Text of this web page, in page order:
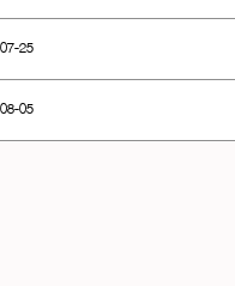
25
05